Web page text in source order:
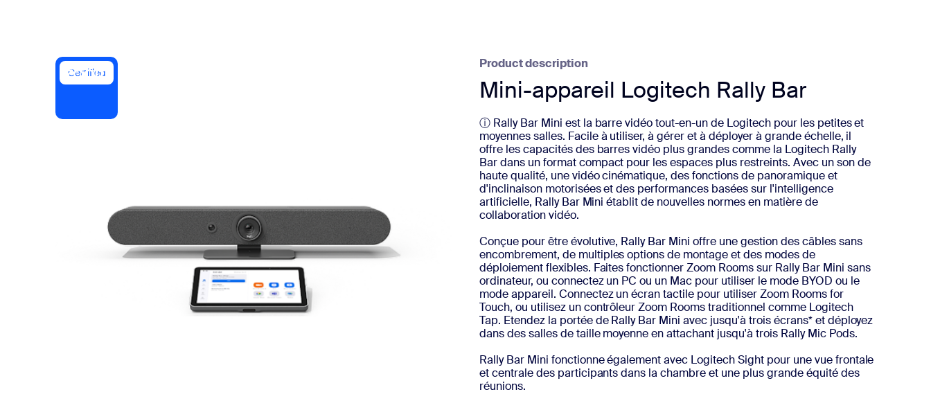
Centre de téléchargement
Certified
Product description
Mini-appareil Logitech Rally Bar
ⓘ Rally Bar Mini est la barre vidéo tout-en-un de Logitech pour les petites et
moyennes salles. Facile à utiliser, à gérer et à déployer à grande échelle, il
offre les capacités des barres vidéo plus grandes comme la Logitech Rally
Bar dans un format compact pour les espaces plus restreints. Avec un son de
haute qualité, une vidéo cinématique, des fonctions de panoramique et
d'inclinaison motorisées et des performances basées sur l'intelligence
artificielle, Rally Bar Mini établit de nouvelles normes en matière de
collaboration vidéo.
Conçue pour être évolutive, Rally Bar Mini offre une gestion des câbles sans
encombrement, de multiples options de montage et des modes de
déploiement flexibles. Faites fonctionner Zoom Rooms sur Rally Bar Mini sans
ordinateur, ou connectez un PC ou un Mac pour utiliser le mode BYOD ou le
mode appareil. Connectez un écran tactile pour utiliser Zoom Rooms for
Touch, ou utilisez un contrôleur Zoom Rooms traditionnel comme Logitech
Tap. Etendez la portée de Rally Bar Mini avec jusqu'à trois écrans* et déployez
dans des salles de taille moyenne en attachant jusqu'à trois Rally Mic Pods.
Rally Bar Mini fonctionne également avec Logitech Sight pour une vue frontale
et centrale des participants dans la chambre et une plus grande équité des
réunions.